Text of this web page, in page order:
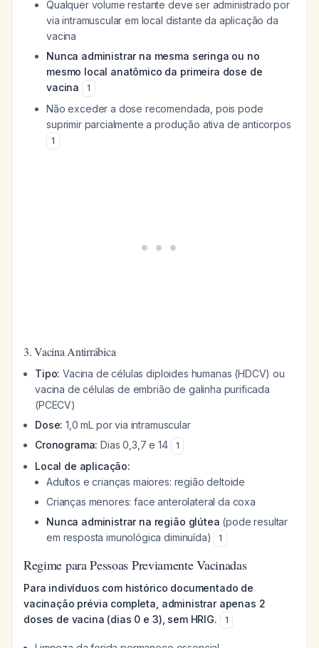
Qualquer volume restante deve ser administrado por
via intramuscular em local distante da aplicação da
vacina
Nunca administrar na mesma seringa ou no
mesmo local anatômico da primeira dose de
vacina
1
Não exceder a dose recomendada, pois pode
suprimir parcialmente a produção ativa de anticorpos
1
3. Vacina Antirrábica
Tipo: Vacina de células diploides humanas (HDCV) ou
vacina de células de embrião de galinha purificada
(PCECV)
Dose: 1,0 mL por via intramuscular
Cronograma: Dias 0,3,7 e 14 1
Local de aplicação:
Adultos e crianças maiores: região deltoide
Crianças menores: face anterolateral da coxa
Nunca administrar na região glútea (pode resultar
em resposta imunológica diminuída)
1
Regime para Pessoas Previamente Vacinadas
Para indivíduos com histórico documentado de
vacinação prévia completa, administrar apenas 2
doses de vacina (dias 0 e 3), sem HRIG.
1